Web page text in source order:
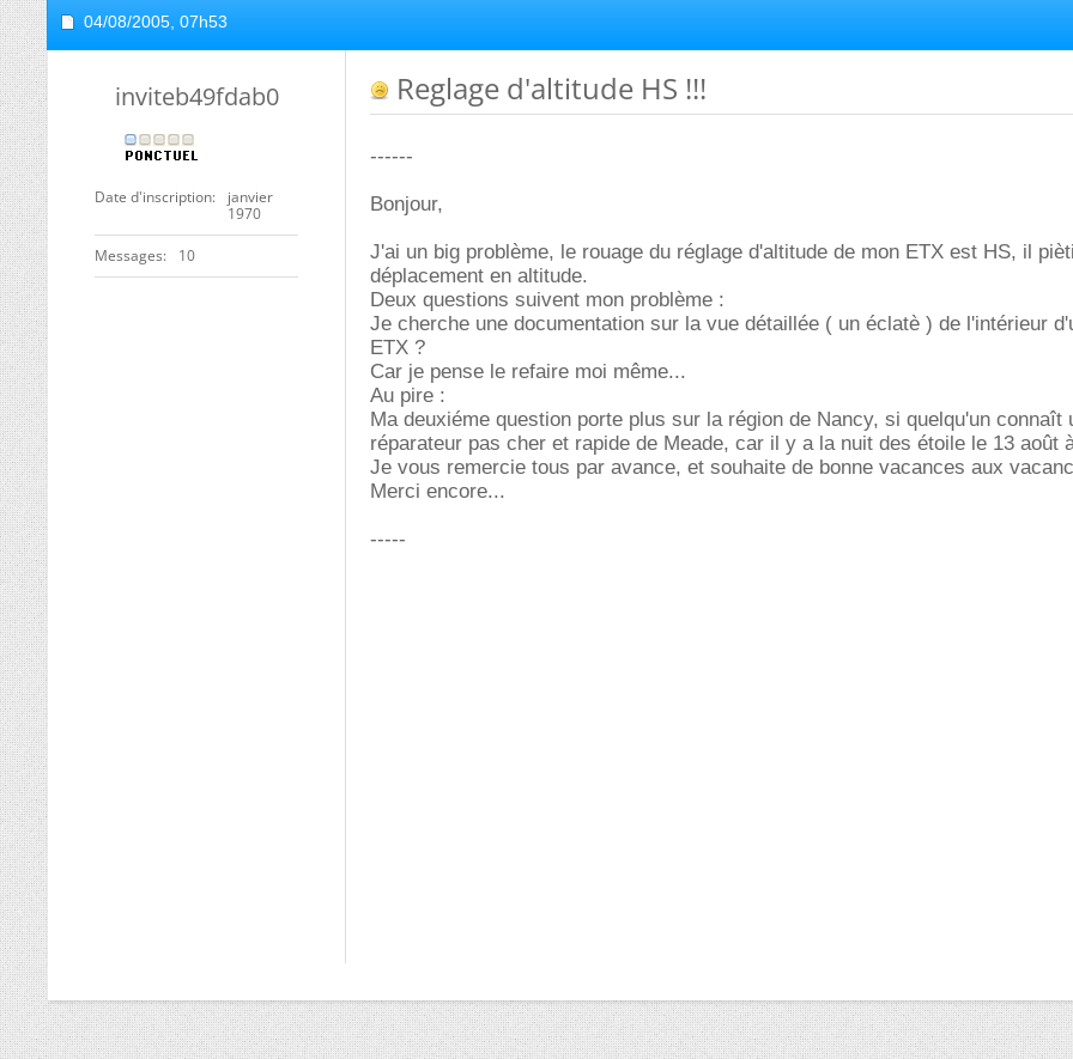
04/08/2005, 07h53
inviteb49fdab0
Date d'inscription
janvier
1970
Messages 10
Reglage d'altitude HS !!!
------
Bonjour,
J'ai un big problème, le rouage du réglage d'altitude de mon ETX est HS, il
déplacement en altitude.
Deux questions suivent mon problème :
Je cherche une documentation sur la vue détaillée ( un éclatè ) de l'intérieur
ETX ?
Car je pense le refaire moi même...
Au pire :
Ma deuxiéme question porte plus sur la région de Nancy, si quelqu'un connaît
réparateur pas cher et rapide de Meade, car il y a la nuit des étoile le 13 août
Je vous remercie tous par avance, et souhaite de bonne vacances aux
Merci encore...
-----